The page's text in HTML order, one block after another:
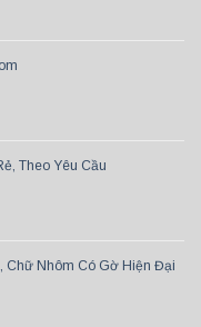
Theo Yêu Cầu
Chữ Nhôm Có Gờ Hiện Đại